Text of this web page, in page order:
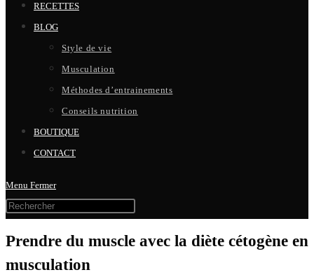
RECETTES
BLOG
Style de vie
Musculation
Méthodes d’entrainements
Conseils nutrition
BOUTIQUE
CONTACT
Menu Fermer
Prendre du muscle avec la diète cétogène en
musculation